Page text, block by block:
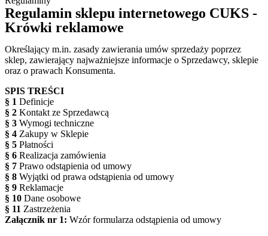
Regulamin sklepu internetowego CUKS -
Krówki reklamowe
Określający m.in. zasady zawierania umów sprzedaży poprzez
sklep, zawierający najważniejsze informacje o Sprzedawcy, sklepie
oraz o prawach Konsumenta.
SPIS TREŚCI
§ 1 Definicje
§ 2 Kontakt ze Sprzedawcą
§ 3 Wymogi techniczne
§ 4 Zakupy w Sklepie
§ 5 Płatności
§ 6 Realizacja zamówienia
§ 7 Prawo odstąpienia od umowy
§ 8 Wyjątki od prawa odstąpienia od umowy
§ 9 Reklamacje
§ 10 Dane osobowe
§ 11 Zastrzeżenia
Załącznik nr 1: Wzór formularza odstąpienia od umowy